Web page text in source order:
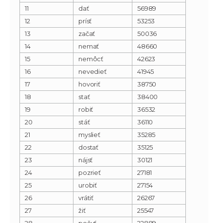
11
dať
56989
12
prísť
53253
13
začať
50036
14
nemať
48660
15
nemôcť
42623
16
nevedieť
41945
17
hovoriť
38750
18
stať
38400
19
robiť
36532
20
stáť
36110
21
myslieť
35285
22
dostať
35125
23
nájsť
30121
24
pozrieť
27181
25
urobiť
27154
26
vrátiť
26267
27
žiť
25547